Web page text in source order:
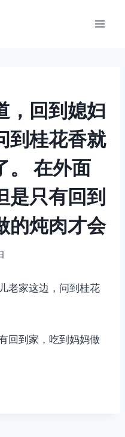
，回到媳妇
到桂花香就
。 在外面
是只有回到
的炖肉才会
老家这边，问到桂花
回到家，吃到妈妈做